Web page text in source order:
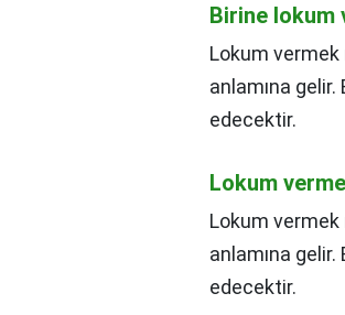
Birine lokum
Lokum
anlamına
edecektir.
Lokum
Lokum vermek
anlamına
edecektir.